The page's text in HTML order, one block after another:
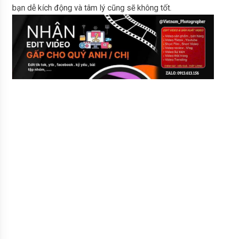
bạn dễ kích động và tâm lý cũng sẽ không tốt.